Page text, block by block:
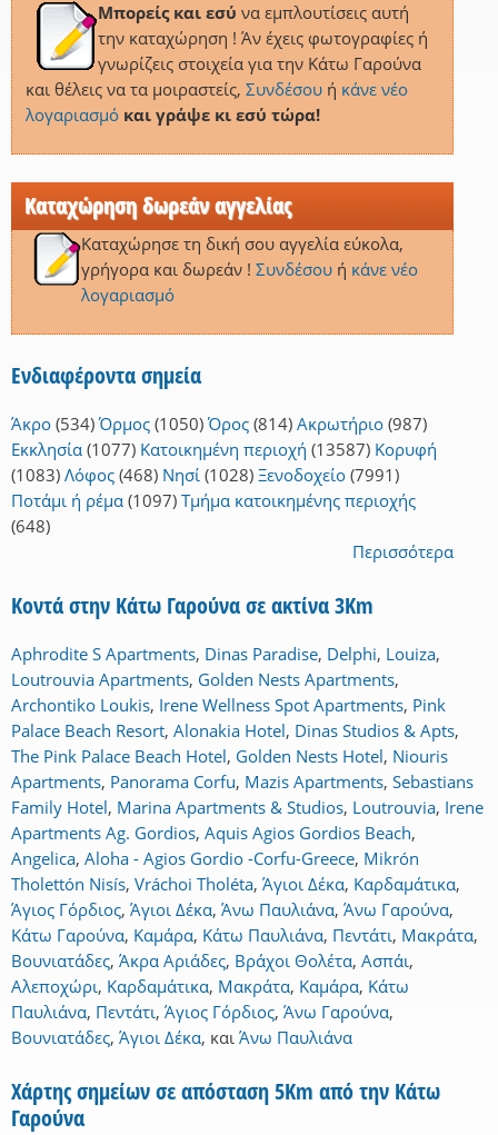
Μπορείς και εσύ να εμπλουτίσεις αυτή
την καταχώρηση ! Άν έχεις φωτογραφίες ή
γνωρίζεις στοιχεία για την Κάτω Γαρούνα
και θέλεις να τα μοιραστείς, Συνδέσουή κάνε νέο
λογαριασμό και γράψε κι εσύ τώρα!
Καταχώρηση δωρεάν αγγελίας
Καταχώρησε τη δική σου αγγελία εύκολα,
γρήγορα και δωρεάν ! Συνδέσουή κάνε νέο
λογαριασμό
Ενδιαφέροντα σημεία
Άκρο (534) Όρμος (1050) Όρος (814) Ακρωτήριο (987)
Εκκλησία (1077) Κατοικημένη περιοχή (13587) Κορυφή
(1083) Λόφος (468) Νησί (1028) Ξενοδοχείο (7991)
Ποτάμι ή ρέμα (1097) Τμήμα κατοικημένης περιοχής
(648)
Περισσότερα
Κοντά στην Κάτω Γαρούνα σε ακτίνα 3Km
Aphrodite S Apartments, Dinas Paradise, Delphi, Louiza,
Loutrouvia Apartments, Golden Nests Apartments,
Archontiko Loukis, Irene Wellness Spot Apartments, Pink
Palace Beach Resort, Alonakia Hotel, Dinas Studios & Apts,
The Pink Palace Beach Hotel, Golden Nests Hotel, Niouris
Apartments, Panorama Corfu, Mazis Apartments, Sebastians
Family Hotel, Marina Apartments & Studios, Loutrouvia, Irene
Apartments Ag. Gordios, Aquis Agios Gordios Beach,
Angelica, Aloha - Agios Gordio -Corfu-Greece, Mikrón
Tholettón Nisís, Vráchoi Tholéta, Άγιοι Δέκα, Καρδαμάτικα,
Άγιος Γόρδιος, Άγιοι Δέκα, Άνω Παυλιάνα, Άνω Γαρούνα,
Κάτω Γαρούνα, Καμάρα, Κάτω Παυλιάνα, Πεντάτι, Μακράτα,
Βουνιατάδες, Άκρα Αριάδες, Βράχοι Θολέτα, Ασπάι,
Αλεποχώρι, Καρδαμάτικα, Μακράτα, Καμάρα, Κάτω
Παυλιάνα, Πεντάτι, Άγιος Γόρδιος, Άνω Γαρούνα,
Βουνιατάδες, Άγιοι Δέκα, και Άνω Παυλιάνα
Χάρτης σημείων σε απόσταση 5Km από την Κάτω
Γαρούνα